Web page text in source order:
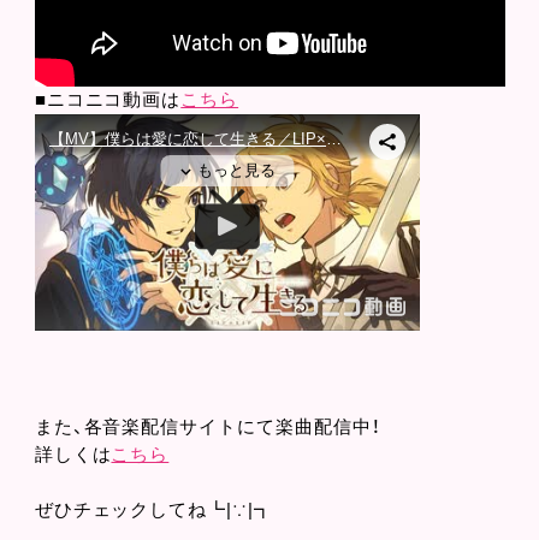
■ニコニコ動画は こちら
また、各音楽配信サイトにて楽曲配信中！
詳しくはこちら
ぜひチェックしてね┗|∵|┓